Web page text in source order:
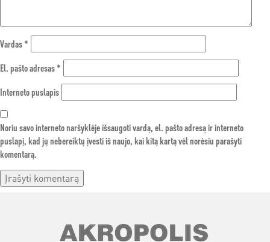
Vardas*
El. pašto adresas*
Interneto puslapis
Noriu savo interneto naršyklėje išsaugoti vardą, el. pašto adresą ir interneto
puslapį, kad jų nebereiktų įvesti iš naujo, kai kitą kartą vėl norėsiu parašyti
komentarą.